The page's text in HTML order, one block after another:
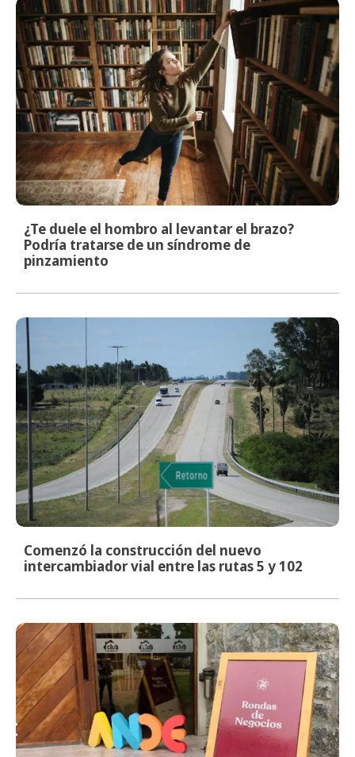
¿Te duele el hombro al levantar el brazo?
Podría tratarse de un síndrome de
pinzamiento
Comenzó la construcción del nuevo
intercambiador vial entre las rutas 5 y 102